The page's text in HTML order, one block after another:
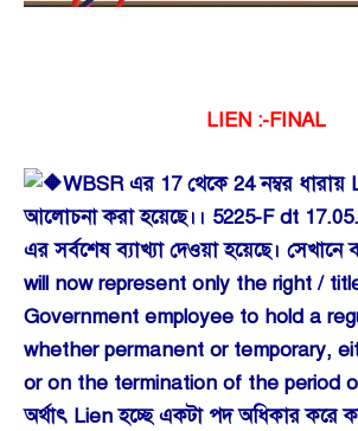
LIEN :-FINAL
WBSR এর 17 থেকে 24 নম্বর ধারায়
আলোচনা করা হয়েছে।। 5225-F dt
এর সর্বশেষ ব্যাখ্যা দেওয়া হয়েছে।
will now represent only the right /
Government employee to hold a
whether permanent or temporary,
or on the termination of the period
অর্থাৎ Lien হচ্ছে একটা পদ অধিকার করে